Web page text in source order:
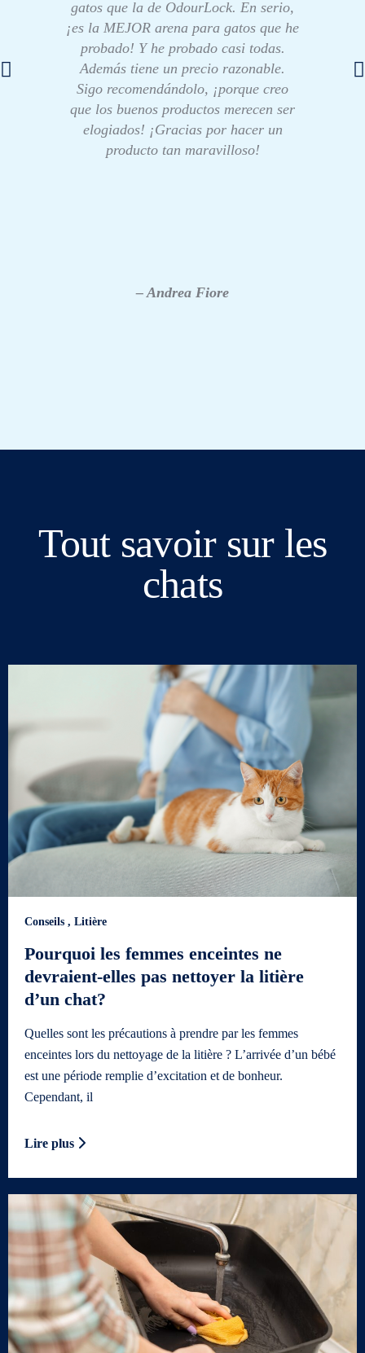
gatos que la de OdourLock. En serio,
¡es la MEJOR arena para gatos que he
probado! Y he probado casi todas.
Además tiene un precio razonable.
Sigo recomendándolo, ¡porque creo
que los buenos productos merecen ser
elogiados! ¡Gracias por hacer un
producto tan maravilloso!
– Andrea Fiore
Tout savoir sur les
chats
Conseils , Litière
Pourquoi les femmes enceintes ne
devraient-elles pas nettoyer la litière
d’un chat?
Quelles sont les précautions à prendre par les femmes
enceintes lors du nettoyage de la litière ? L’arrivée d’un bébé
est une période remplie d’excitation et de bonheur.
Cependant, il
Lire plus